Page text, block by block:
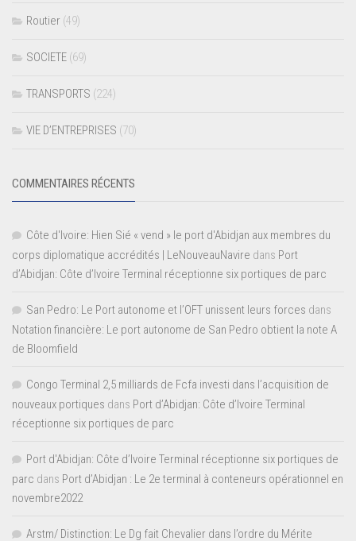
Routier (49)
SOCIETE (69)
TRANSPORTS (224)
VIE D’ENTREPRISES (70)
COMMENTAIRES RÉCENTS
Côte d'Ivoire: Hien Sié « vend » le port d'Abidjan aux membres du
corps diplomatique accrédités | LeNouveauNavire dans Port
d’Abidjan: Côte d’Ivoire Terminal réceptionne six portiques de parc
San Pedro: Le Port autonome et l’OFT unissent leurs forces dans
Notation financière: Le port autonome de San Pedro obtient la note A
de Bloomfield
Congo Terminal 2,5 milliards de Fcfa investi dans l’acquisition de
nouveaux portiques dans Port d’Abidjan: Côte d’Ivoire Terminal
réceptionne six portiques de parc
Port d'Abidjan: Côte d’Ivoire Terminal réceptionne six portiques de
parc dans Port d’Abidjan : Le 2e terminal à conteneurs opérationnel en
novembre2022
Arstm/ Distinction: Le Dg fait Chevalier dans l’ordre du Mérite